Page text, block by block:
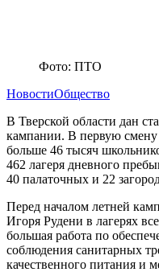
Фото: ПТО
НовостиОбщество
В Тверской области дан
кампании. В первую смену
больше 46 тысяч
462 лагеря дневного
40 палаточных и 22
Перед началом летней
Игоря Рудени в лагерях
большая работа по
соблюдения санитарных
качественного питания и